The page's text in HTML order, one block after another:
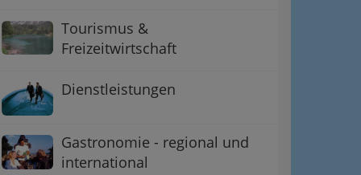
Tourismus &
Freizeitwirtschaft
Dienstleistungen
Gastronomie - regional und
international